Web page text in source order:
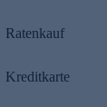
Ratenkauf
Kreditkarte